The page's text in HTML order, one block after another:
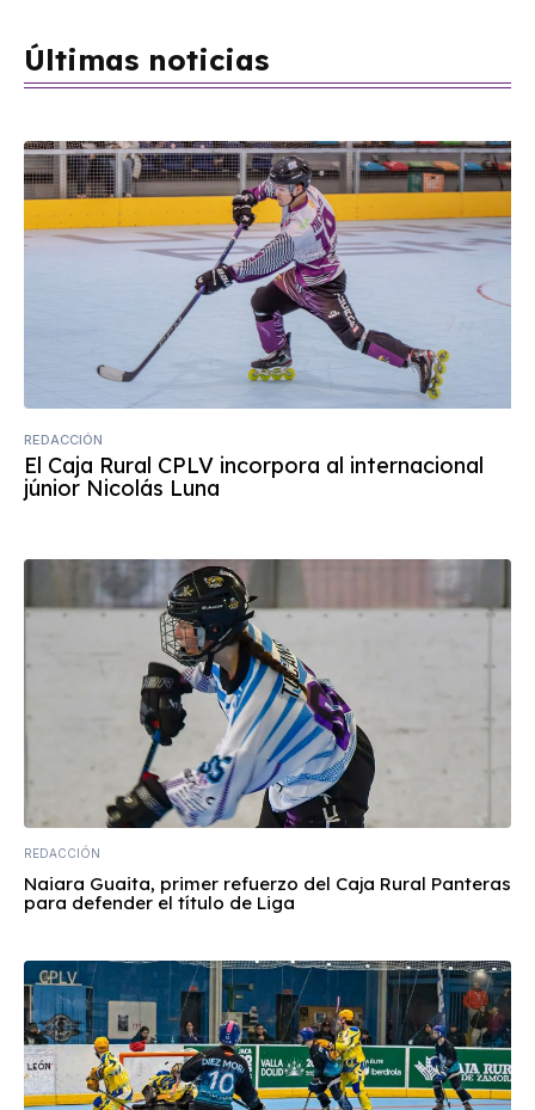
Últimas noticias
REDACCIÓN
El Caja Rural CPLV incorpora al internacional
júnior Nicolás Luna
REDACCIÓN
Naiara Guaita, primer refuerzo del Caja Rural Panteras
para defender el título de Liga